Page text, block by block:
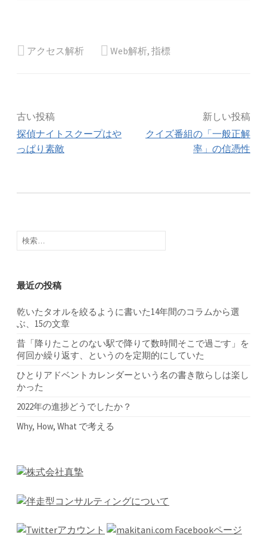
アクセス解析 Web解析, 指標
投
稿
ゲ
ー
シ
ョ
ン
古い投稿
探偵ナイトスクープはや
っぱり素敵
新しい投稿
クイズ番組の「一般正解
率」の信憑性
検
索:
最近の投稿
乾いたタオルを絞るように書いた14年間のコラムから選
ぶ、15の文章
昔「降りたことのない駅で降りて数時間そこで過ごす」を
何回か繰り返す、というのを定期的にしていた
ひとりアドベントカレンダーという名の書き散らしは楽し
かった
2022年の進捗どうでしたか？
Why, How, What で考える